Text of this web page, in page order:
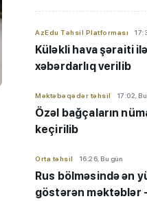
AzEdu Təhsil Platforması
Küləkli hava şəraiti ilə
xəbərdarlıq verilib
Məktəbəqədər təhsil 17:02,
Özəl bağçaların
keçirilib
Orta təhsil 16:26, Bu gün
Rus bölməsində ən
göstərən məktəblər